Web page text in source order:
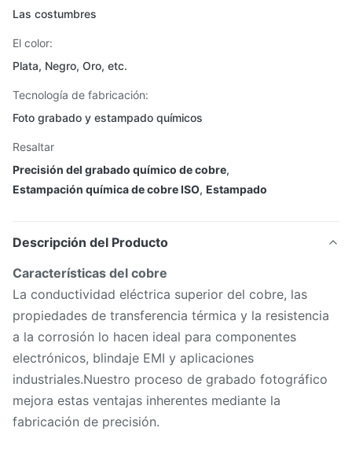
Las costumbres
El color:
Plata, Negro, Oro, etc.
Tecnología de fabricación:
Foto grabado y estampado químicos
Resaltar
Precisión del grabado químico de cobre,
Estampación química de cobre ISO, Estampado
Descripción del Producto
Características del cobre
La conductividad eléctrica superior del cobre, las
propiedades de transferencia térmica y la resistencia
a la corrosión lo hacen ideal para componentes
electrónicos, blindaje EMI y aplicaciones
industriales.Nuestro proceso de grabado fotográfico
mejora estas ventajas inherentes mediante la
fabricación de precisión.